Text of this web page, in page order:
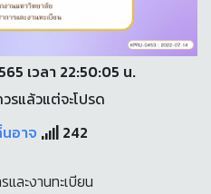
เวลา 22:50:05 น.
รแล้วแต่จะโปรด
อาจ
242
ละงานทะเบียน